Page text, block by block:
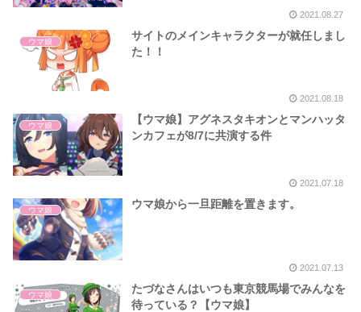
2021.08.27
ウマ娘
サイトのメインキャラクターが就任しまし
た！！
2021.08.18
ウマ娘
【ウマ娘】アグネスタキオンとマンハッタ
ンカフェが8/7に共演する件
2021.07.18
ウマ娘 ウマ娘から一旦距離を置きます。
2021.07.13
ウマ娘
たづなさんはいつも東京競馬場でみんなを
待っている？【ウマ娘】